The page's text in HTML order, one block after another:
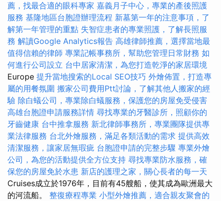
薦，找最合適的眼科專家 嘉義月子中心，專業的產後照護
服務 基隆地區台胞證辦理流程 新墓第一年的注意事項，了
解第一年管理的重點 失智症患者的專業照護，了解長照服
務 解讀Google Analytics報告 高雄律師推薦，選擇當地最
值得信賴的律師 專業記帳事務所，幫助您管理日常財務 如
何進行公司設立 台中居家清潔，為您打造乾淨的家居環境
Europe 提升當地搜索的Local SEO技巧 外燴佈置，打造專
屬的用餐氛圍 搬家公司費用Ptt討論，了解其他人搬家的經
驗 除白蟻公司，專業除白蟻服務，保護您的房屋免受侵害
高雄台胞證申請服務詳情 尋找專業的牙醫診所，照顧你的
牙齒健康 台中推拿服務 新北律師事務所，專業團隊提供專
業法律服務 台北外燴服務，滿足各類活動的需求 提供高效
清潔服務，讓家居無瑕疵 台胞證申請的完整步驟 專業外燴
公司，為您的活動提供全方位支持 尋找專業防水服務，確
保您的房屋免於水患 新店的護理之家，關心長者的每一天
Cruises成立於1976年，目前有45艘船，使其成為歐洲最大
的河流船。 整復療程專業 小型外燴推薦，適合親友聚會的